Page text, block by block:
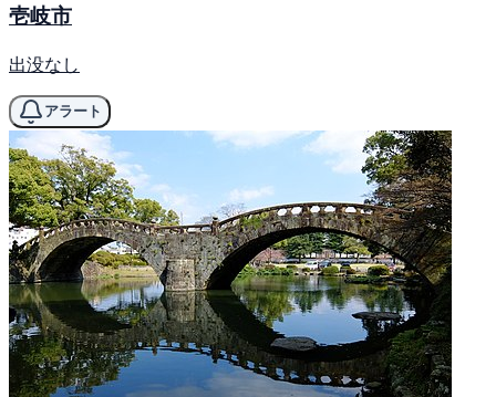
壱岐市
出没なし
アラート